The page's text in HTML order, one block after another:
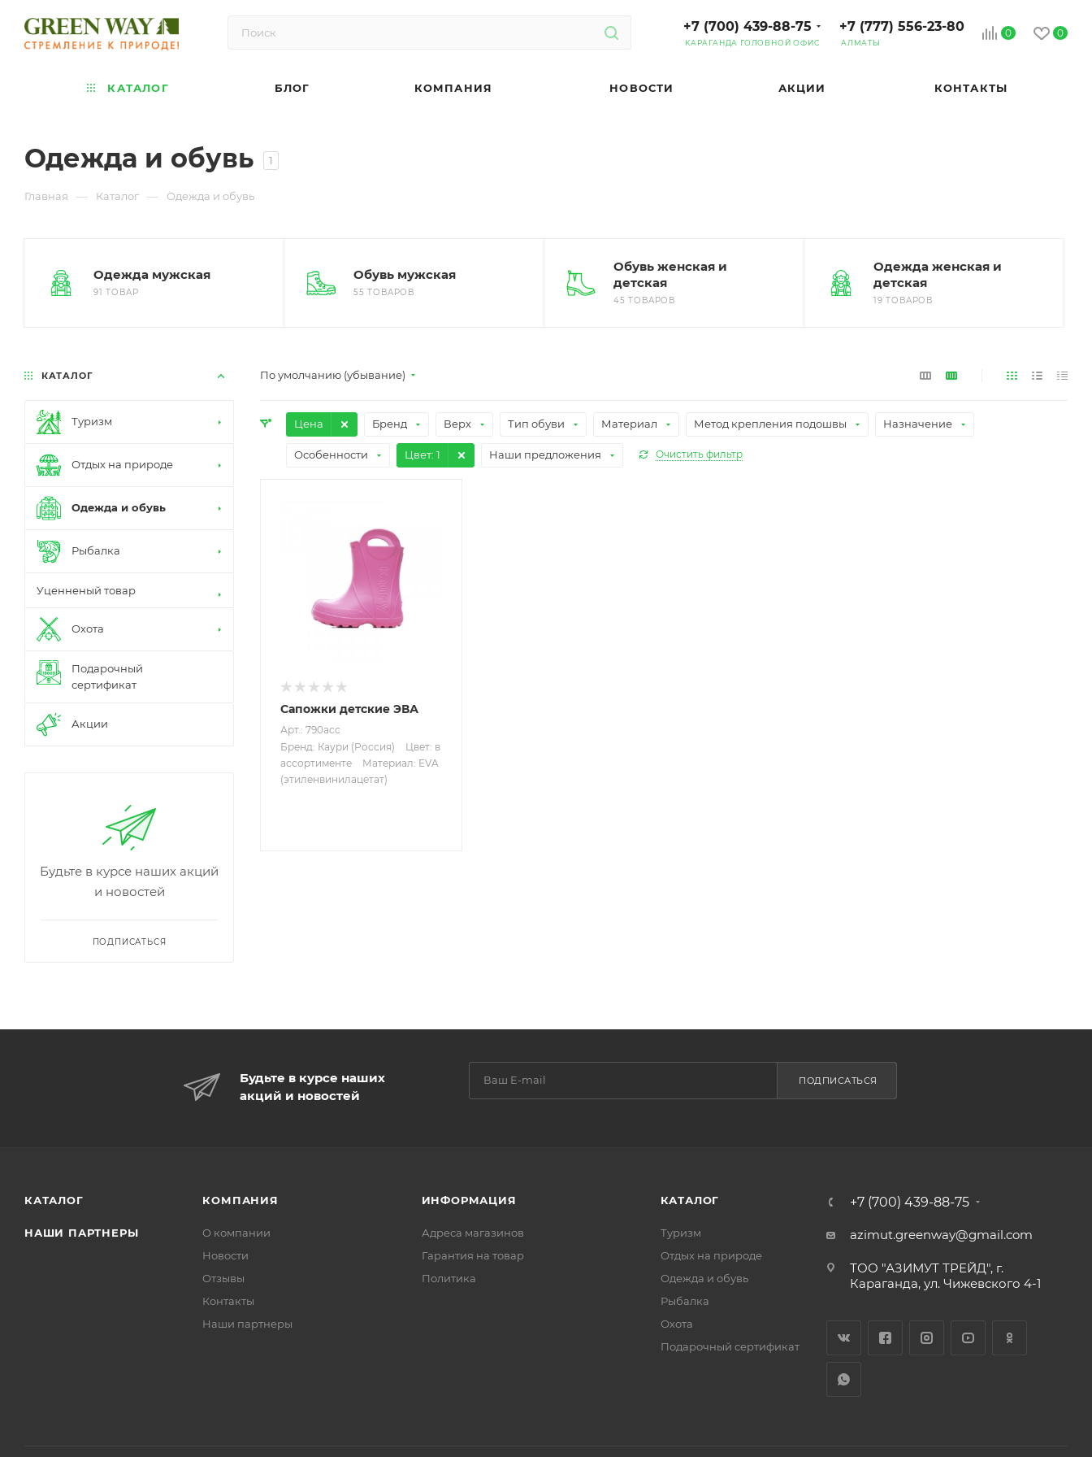
0 0
+7 (777) 556-23-80
АЛМАТЫ
+7 (700) 439-88-75
КАРАГАНДА ГОЛОВНОЙ ОФИС
КАТАЛОГ БЛОГ КОМПАНИЯ НОВОСТИ АКЦИИ КОНТАКТЫ
Одежда и обувь 1
Главная — Каталог — Одежда и обувь
Одежда мужская
91 ТОВАР
Обувь мужская
55 ТОВАРОВ
Обувь женская и
детская
45 ТОВАРОВ
Одежда женская и
детская
19 ТОВАРОВ
КАТАЛОГ
Туризм
Отдых на природе
Одежда и обувь
Рыбалка
Уценненый товар
Охота
Подарочный
сертификат
Акции
Будьте в курсе наших акций
и новостей
ПОДПИСАТЬСЯ
По умолчанию (убывание)
Цена Бренд Верх Тип обуви Материал Метод крепления подошвы Назначение
Особенности Цвет: 1 Наши предложения Очистить фильтр
Сапожки детские ЭВА
Арт.: 790асс
Бренд: Каури (Россия)
Цвет: в
ассортименте
Материал: EVA
(этиленвинилацетат)
Будьте в курсе наших
акций и новостей
ПОДПИСАТЬСЯ
КАТАЛОГ
НАШИ ПАРТНЕРЫ
КОМПАНИЯ
О компании
Новости
Отзывы
Контакты
Наши партнеры
ИНФОРМАЦИЯ
Адреса магазинов
Гарантия на товар
Политика
КАТАЛОГ
Туризм
Отдых на природе
Одежда и обувь
Рыбалка
Охота
Подарочный сертификат
+7 (700) 439-88-75
azimut.greenway@gmail.com
ТОО "АЗИМУТ ТРЕЙД", г.
Караганда, ул. Чижевского 4-1